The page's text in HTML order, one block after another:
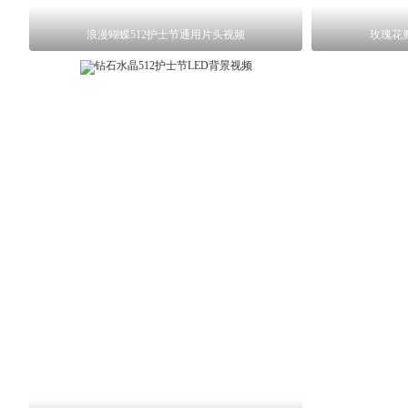
浪漫蝴蝶512护士节通用片头视频 玫瑰花